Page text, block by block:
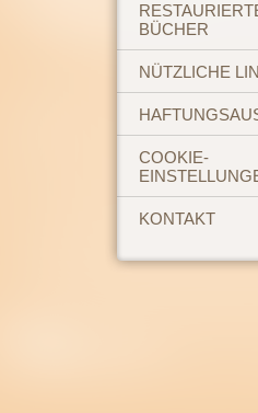
BÜCHER
NÜTZLICHE
COOKIE-
KONTAKT